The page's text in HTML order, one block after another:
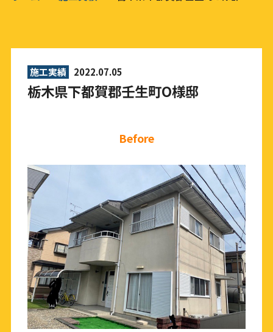
施工実績 2022.07.05
栃木県下都賀郡壬生町O様邸
Before